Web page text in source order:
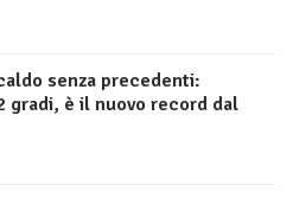
senza precedenti:
gradi, è il nuovo record dal